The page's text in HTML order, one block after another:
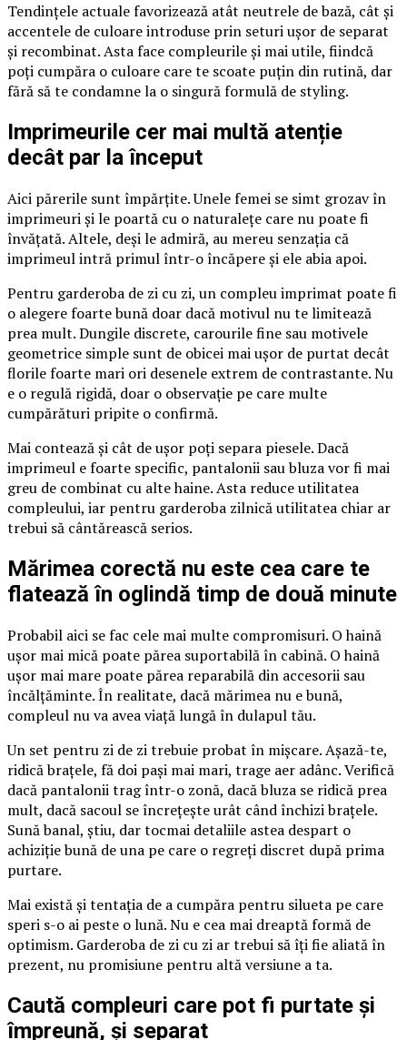
Tendințele actuale favorizează atât neutrele de bază, cât și
accentele de culoare introduse prin seturi ușor de separat
și recombinat. Asta face compleurile și mai utile, fiindcă
poți cumpăra o culoare care te scoate puțin din rutină, dar
fără să te condamne la o singură formulă de styling.
Imprimeurile cer mai multă atenție
decât par la început
Aici părerile sunt împărțite. Unele femei se simt grozav în
imprimeuri și le poartă cu o naturalețe care nu poate fi
învățată. Altele, deși le admiră, au mereu senzația că
imprimeul intră primul într-o încăpere și ele abia apoi.
Pentru garderoba de zi cu zi, un compleu imprimat poate fi
o alegere foarte bună doar dacă motivul nu te limitează
prea mult. Dungile discrete, carourile fine sau motivele
geometrice simple sunt de obicei mai ușor de purtat decât
florile foarte mari ori desenele extrem de contrastante. Nu
e o regulă rigidă, doar o observație pe care multe
cumpărături pripite o confirmă.
Mai contează și cât de ușor poți separa piesele. Dacă
imprimeul e foarte specific, pantalonii sau bluza vor fi mai
greu de combinat cu alte haine. Asta reduce utilitatea
compleului, iar pentru garderoba zilnică utilitatea chiar ar
trebui să cântărească serios.
Mărimea corectă nu este cea care te
flatează în oglindă timp de două minute
Probabil aici se fac cele mai multe compromisuri. O haină
ușor mai mică poate părea suportabilă în cabină. O haină
ușor mai mare poate părea reparabilă din accesorii sau
încălțăminte. În realitate, dacă mărimea nu e bună,
compleul nu va avea viață lungă în dulapul tău.
Un set pentru zi de zi trebuie probat în mișcare. Așază-te,
ridică brațele, fă doi pași mai mari, trage aer adânc. Verifică
dacă pantalonii trag într-o zonă, dacă bluza se ridică prea
mult, dacă sacoul se încrețește urât când închizi brațele.
Sună banal, știu, dar tocmai detaliile astea despart o
achiziție bună de una pe care o regreți discret după prima
purtare.
Mai există și tentația de a cumpăra pentru silueta pe care
speri s-o ai peste o lună. Nu e cea mai dreaptă formă de
optimism. Garderoba de zi cu zi ar trebui să îți fie aliată în
prezent, nu promisiune pentru altă versiune a ta.
Caută compleuri care pot fi purtate și
împreună, și separat